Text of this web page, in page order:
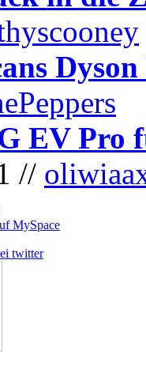
EV Pro
//